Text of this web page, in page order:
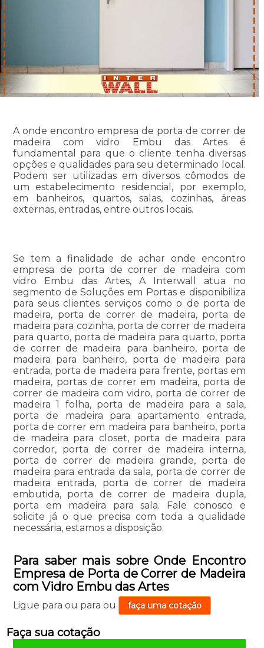
A onde encontro empresa de porta de correr de
madeira com vidro Embu das Artes é
fundamental para que o cliente tenha diversas
opções e qualidades para seu determinado local.
Podem ser utilizadas em diversos cômodos de
um estabelecimento residencial, por exemplo,
em banheiros, quartos, salas, cozinhas, áreas
externas, entradas, entre outros locais.
Se tem a finalidade de achar onde encontro
empresa de porta de correr de madeira com
vidro Embu das Artes, A Interwall atua no
segmento de Soluções em Portas e disponibiliza
para seus clientes serviços como o de porta de
madeira, porta de correr de madeira, porta de
madeira para cozinha, porta de correr de madeira
para quarto, porta de madeira para quarto, porta
de correr de madeira para banheiro, porta de
madeira para banheiro, porta de madeira para
entrada, porta de madeira para frente, portas em
madeira, portas de correr em madeira, porta de
correr de madeira com vidro, porta de correr de
madeira 1 folha, porta de madeira para a sala,
porta de madeira para apartamento entrada,
porta de correr em madeira para banheiro, porta
de madeira para closet, porta de madeira para
corredor, porta de correr de madeira interna,
porta de correr de madeira grande, porta de
madeira para entrada da sala, porta de correr de
madeira entrada, porta de correr de madeira
embutida, porta de correr de madeira dupla,
porta em madeira para sala. Fale conosco e
solicite já o que precisa com toda a qualidade
necessária, estamos a disposição.
Para saber mais sobre Onde Encontro
Empresa de Porta de Correr de Madeira
com Vidro Embu das Artes
Ligue para ou para ou faça uma cotação
Faça sua cotação